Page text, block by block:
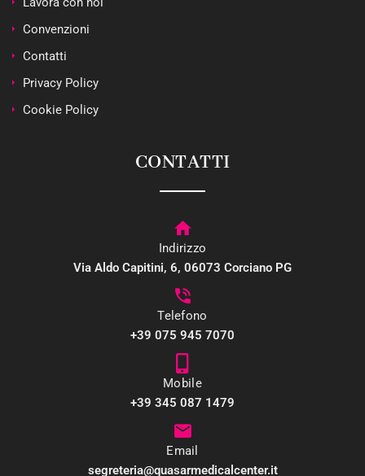
Convenzioni
Contatti
Privacy Policy
Cookie Policy
CONTATTI
Indirizzo
Via Aldo Capitini, 6, 06073 Corciano PG
Telefono
+39 075 945 7070
Mobile
+39 345 087 1479
Email
segreteria@quasarmedicalcenter.it